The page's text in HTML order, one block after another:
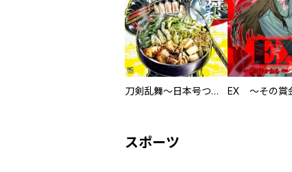
刀剣乱舞～日本号つれづれ酒～
スポーツ